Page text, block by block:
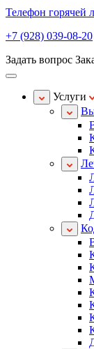
Телефон горячей
+7 (928) 039-08-20
Задать вопрос
Услуги